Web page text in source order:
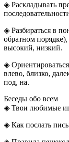
◈ Раскладывать
◈ Разбираться в
обратном
высокий, низкий.
◈
влево, близко,
под, на.
Беседы обо всем
◈ Твои любимые
◈ Как послать